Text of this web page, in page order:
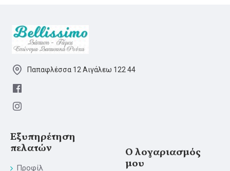
Παπαφλέσσα 12 Αιγάλεω 122 44
Εξυπηρέτηση
πελατών
Προφίλ
Ο λογαριασμός
μου